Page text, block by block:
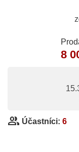
8
group Účastníci: 6